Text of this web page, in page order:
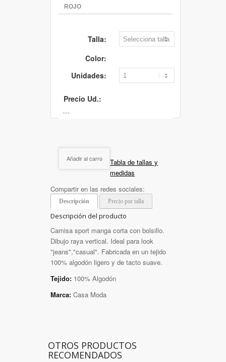
Talla:
Color:
Unidades:
Precio Ud.:
Añadir al carro
Tabla de tallas y
medidas
Compartir en las redes sociales:
Descripción Precio por talla
Descripción del producto
Camisa sport manga corta con bolsillo.
Dibujo raya vertical. Ideal para look
"jeans","casual". Fabricada en un tejido
100% algodón ligero y de tacto suave.
Tejido: 100% Algodón
Marca: Casa Moda
OTROS PRODUCTOS
RECOMENDADOS